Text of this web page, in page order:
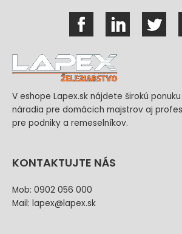
V eshope Lapex.sk nájdete širokú
náradia pre domácich majstrov aj
pre podniky a remeselníkov.
KONTAKTUJTE NÁS
Mob: 0902 056 000
Mail: lapex@lapex.sk